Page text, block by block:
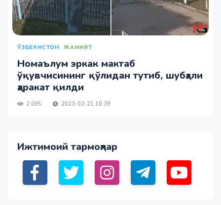
ЎЗБЕКИСТОН ЖАМИЯТ
Номаълум эркак мактаб
ўқувчисининг қўлидан тутиб, шубҳали
ҳаракат қилди
2 095 2023-02-21 10:39
Ижтимоий тармоқлар